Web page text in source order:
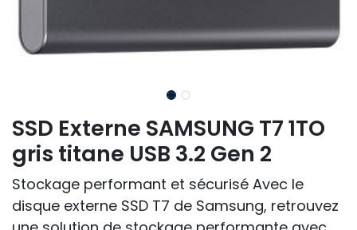
SSD Externe SAMSUNG T7 1TO
gris titane USB 3.2 Gen 2
Stockage performant et sécurisé Avec le
disque externe SSD T7 de Samsung, retrouvez